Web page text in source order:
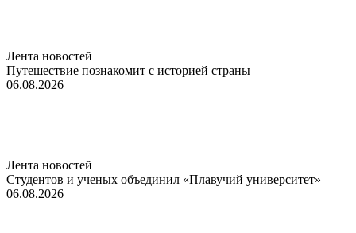
Лента новостей
Путешествие познакомит с историей страны
06.08.2026
Лента новостей
Студентов и ученых объединил «Плавучий университет»
06.08.2026